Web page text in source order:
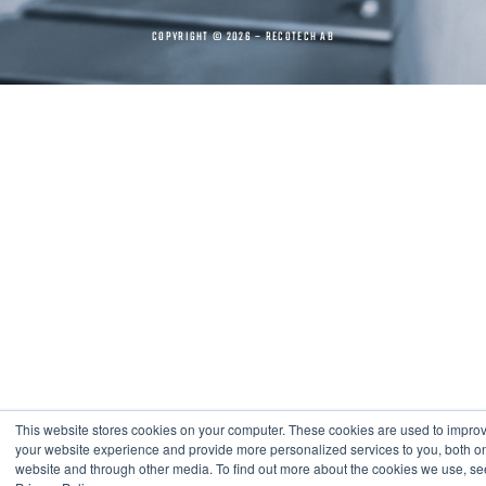
This website stores cookies on your computer. These cookies are used to
your website experience and provide more personalized services to you, both
website and through other media. To find out more about the cookies we use,
COPYRIGHT © 2026 – RECOTECH AB